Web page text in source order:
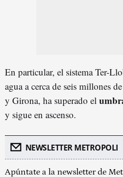
En particular, el sistema Ter-
agua a cerca de seis millones
y Girona, ha superado el
y sigue en ascenso.
NEWSLETTER METROPOLI
Apúntate a la newsletter de